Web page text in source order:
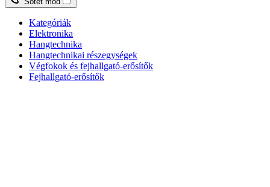
Kategóriák
Elektronika
Hangtechnika
Hangtechnikai részegységek
Végfokok és fejhallgató-erősítők
Fejhallgató-erősítők